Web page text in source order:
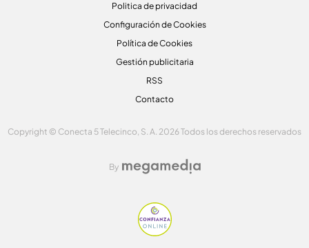
Politica de privacidad
Configuración de Cookies
Política de Cookies
Gestión publicitaria
RSS
Contacto
Copyright © Conecta 5 Telecinco, S. A. 2026 Todos los derechos reservados
By